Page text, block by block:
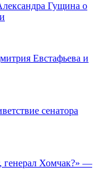
Гущина о
Евстафьева и
сенатора
генерал Хомчак?» —